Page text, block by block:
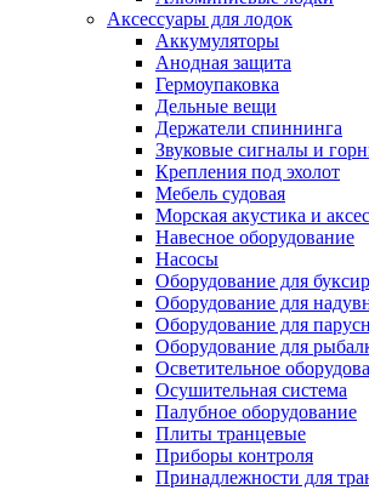
Аксессуары для лодок
Аккумуляторы
Анодная защита
Гермоупаковка
Дельные вещи
Держатели спиннинга
Звуковые сигналы и
Крепления под эхолот
Мебель судовая
Морская акустика и
Навесное оборудование
Насосы
Оборудование для
Оборудование для
Оборудование для
Оборудование для
Осветительное
Осушительная система
Палубное оборудование
Плиты транцевые
Приборы контроля
Принадлежности для